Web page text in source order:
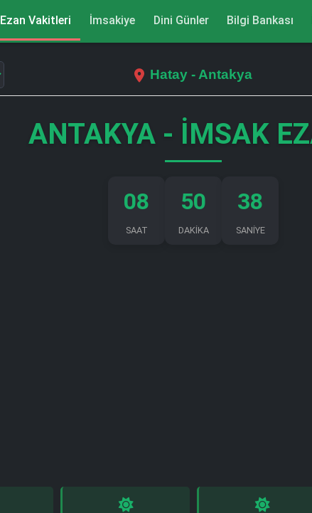
Ezan Vakitleri İmsakiye Dini Günler Bilgi Bankası
Hatay - Antakya
ANTAKYA - İMSAK
08
SAAT
50
DAKİKA
37
SANİYE